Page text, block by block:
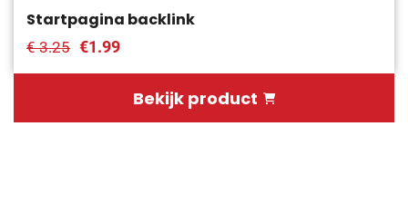
Startpagina backlink
€ 3.25 €1.99
Bekijk product